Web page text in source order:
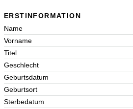
ERSTINFORMATION
Name
Vorname
Titel
Geschlecht
Geburtsdatum
Geburtsort
Sterbedatum